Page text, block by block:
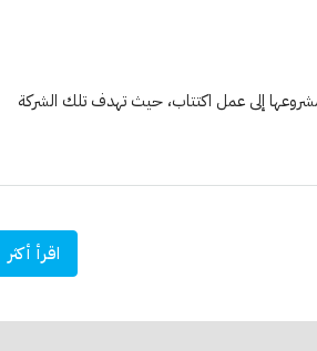
إلى عمل اكتتاب، حيث تهدف تلك الشركة
اقرأ أكثر